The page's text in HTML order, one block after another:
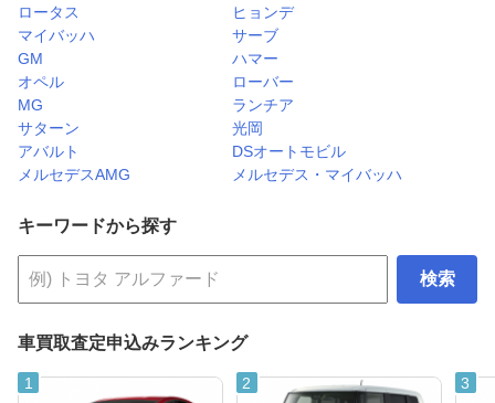
ロータス
ヒョンデ
マイバッハ
サーブ
GM
ハマー
オペル
ローバー
MG
ランチア
サターン
光岡
アバルト
DSオートモビル
メルセデスAMG
メルセデス・マイバッハ
キーワードから探す
検索
車買取査定申込みランキング